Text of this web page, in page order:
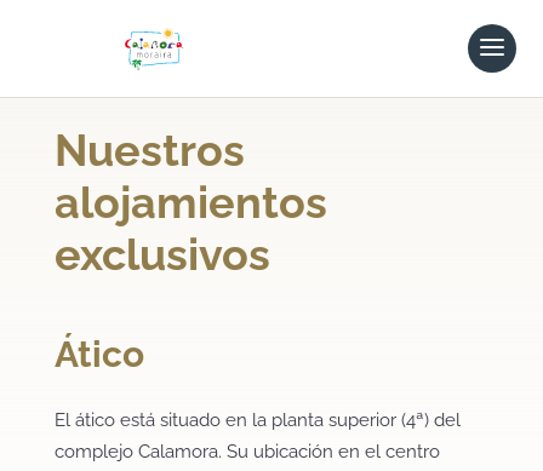
Nuestros
alojamientos
exclusivos
Ático
El ático está situado en la planta superior (4ª) del
complejo Calamora. Su ubicación en el centro